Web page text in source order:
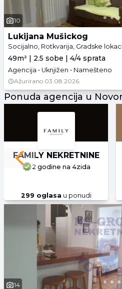
10
Lukijana Mušickog
49m² | 2.5 sobe | 4/4 sprata
Agencija • Uknjižen • Namešteno
Ažurirano 03.08.2026.
Ponuda agencija u
FAMILY NEKRETNINE
2 godine na 4zida
299 oglasa u ponudi
Previous slide
14